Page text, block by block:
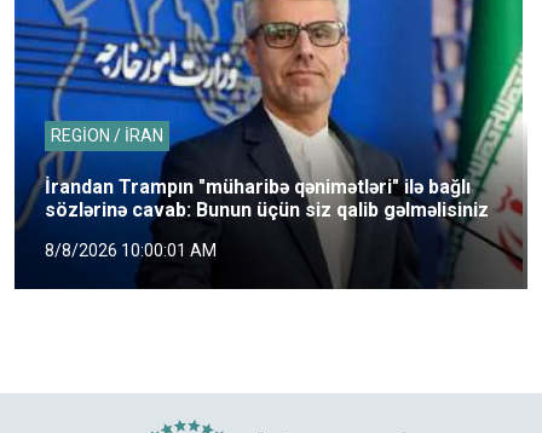
REGİON / İRAN
İrandan Trampın "müharibə qənimətləri" ilə bağlı
sözlərinə cavab: Bunun üçün siz qalib gəlməlisiniz
8/8/2026 10:00:01 AM